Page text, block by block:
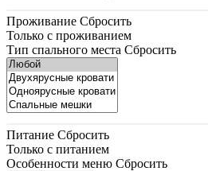
Проживание Сбросить
Только с проживанием
Тип спального места Сбросить
Питание Сбросить
Только с питанием
Особенности меню Сбросить